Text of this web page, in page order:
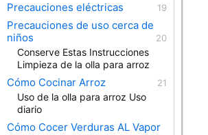
Precauciones eléctricas
Precauciones de uso cerca de
niños
Conserve Estas Instrucciones
Limpieza de la olla para arroz
Cómo Cocinar Arroz
Uso de la olla para arroz Uso
diario
Cómo Cocer Verduras AL Vapor